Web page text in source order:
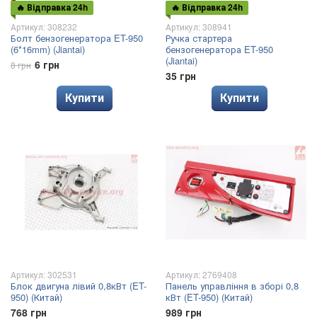
🔥 Відправка 24h
Артикул: 308232
Болт бензогенератора ET-950
(6*16mm) (Jiantai)
8 грн 6 грн
Купити
🔥 Відправка 24h
Артикул: 308941
Ручка стартера
бензогенератора ET-950
(Jiantai)
35 грн
Купити
Артикул: 302531
Блок двигуна лівий 0,8кВт (ET-
950) (Китай)
768 грн
Артикул: 2769408
Панель управління в зборі 0,8
кВт (ET-950) (Китай)
989 грн